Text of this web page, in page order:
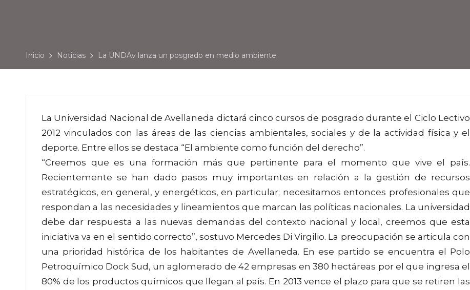
Inicio Noticias La UNDAv lanza un posgrado en medio ambiente
La Universidad Nacional de Avellaneda dictará cinco cursos de posgrado durante el Ciclo Lectivo
2012 vinculados con las áreas de las ciencias ambientales, sociales y de la actividad física y el
deporte. Entre ellos se destaca “El ambiente como función del derecho”.
“Creemos que es una formación más que pertinente para el momento que vive el país.
Recientemente se han dado pasos muy importantes en relación a la gestión de recursos
estratégicos, en general, y energéticos, en particular; necesitamos entonces profesionales que
respondan a las necesidades y lineamientos que marcan las políticas nacionales. La universidad
debe dar respuesta a las nuevas demandas del contexto nacional y local, creemos que esta
iniciativa va en el sentido correcto”, sostuvo Mercedes Di Virgilio. La preocupación se articula con
una prioridad histórica de los habitantes de Avellaneda. En ese partido se encuentra el Polo
Petroquímico Dock Sud, un aglomerado de 42 empresas en 380 hectáreas por el que ingresa el
80% de los productos químicos que llegan al país. En 2013 vence el plazo para que se retiren las